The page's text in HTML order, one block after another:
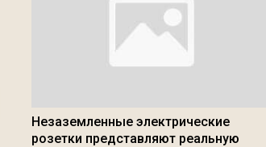
Незаземленные электрические
розетки представляют реальную